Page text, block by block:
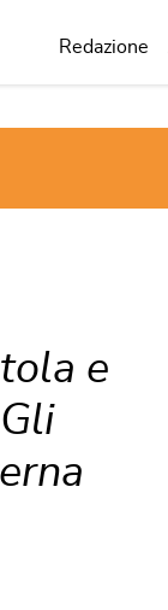
Redazione
e